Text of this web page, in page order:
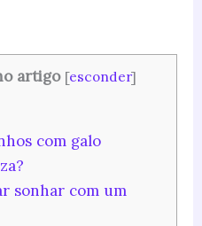
artigo [esconder]
com galo
sonhar com um